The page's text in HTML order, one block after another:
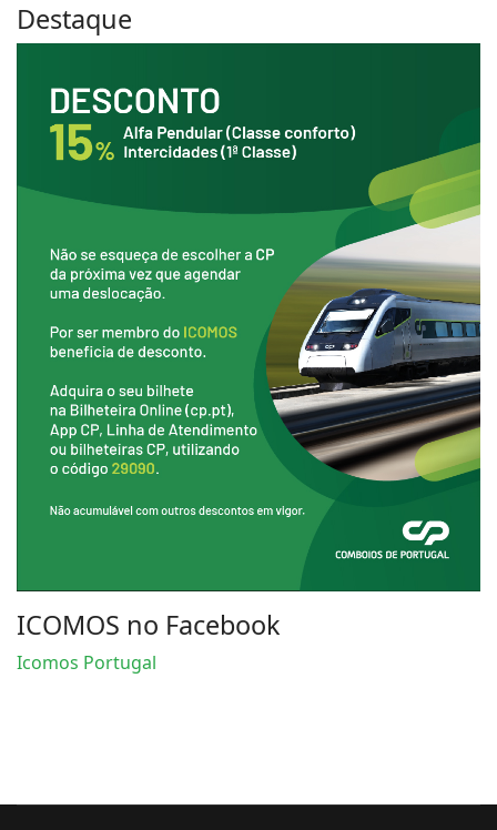
Destaque
ICOMOS no Facebook
Icomos Portugal